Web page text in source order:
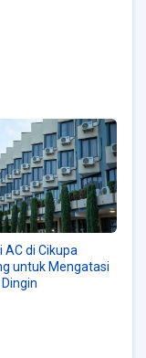
AC di Cikupa
untuk Mengatasi